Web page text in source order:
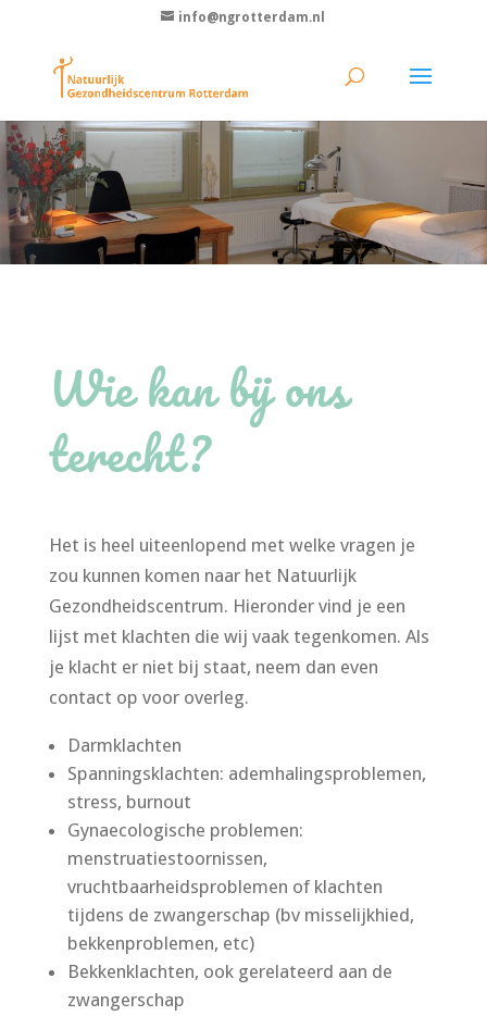
info@ngrotterdam.nl
Wie kan bij ons
terecht?
Het is heel uiteenlopend met welke vragen je
zou kunnen komen naar het Natuurlijk
Gezondheidscentrum. Hieronder vind je een
lijst met klachten die wij vaak tegenkomen. Als
je klacht er niet bij staat, neem dan even
contact op voor overleg.
Darmklachten
Spanningsklachten: ademhalingsproblemen,
stress, burnout
Gynaecologische problemen:
menstruatiestoornissen,
vruchtbaarheidsproblemen of klachten
tijdens de zwangerschap (bv misselijkhied,
bekkenproblemen, etc)
Bekkenklachten, ook gerelateerd aan de
zwangerschap